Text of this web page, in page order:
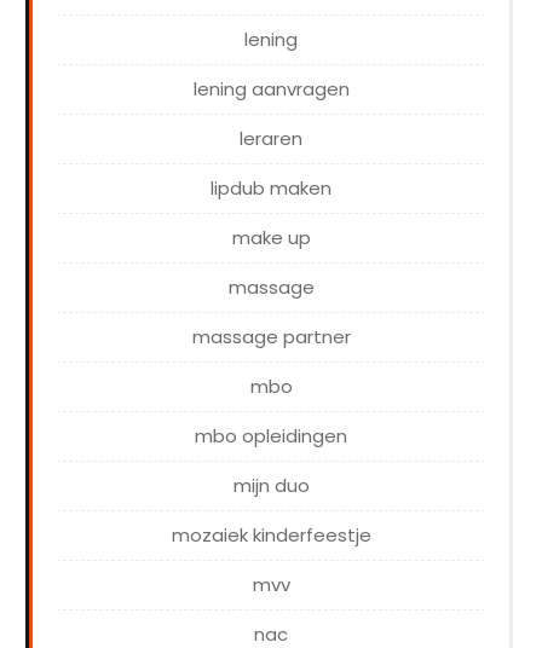
lening
lening aanvragen
leraren
lipdub maken
make up
massage
massage partner
mbo
mbo opleidingen
mijn duo
mozaiek kinderfeestje
mvv
nac